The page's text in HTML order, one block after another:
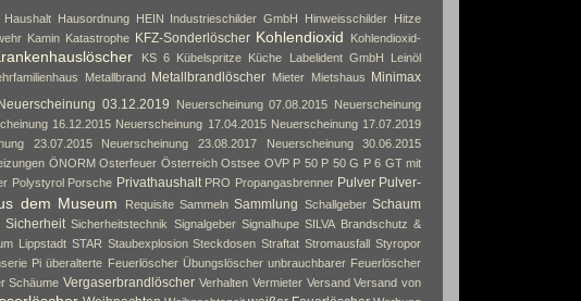
Haushalt Hausordnung HEIN Industrieschilder GmbH Hinweisschilder Hitze
Kamin Katastrophe KFZ-Sonderlöscher Kohlendioxid
Kohlendioxid-
KS 6 Kübelspritze Küche Labelident GmbH
Leinöl
Metallbrand Metallbrandlöscher Mieter Mietshaus Minimax
03.12.2019 Neuerscheinung 07.08.2015 Neuerscheinung
16.12.2015 Neuerscheinung 17.04.2015 Neuerscheinung 17.07.2019
23.07.2015 Neuerscheinung 23.08.2017
Neuerscheinung 30.06.2015
ÖNORM Osterfeuer Österreich Ostsee OVP P 50 P 50 G P 6 GT mit
Polystyrol Porsche Privathaushalt PRO Propangasbrenner Pulver Pulver-
dem Museum Requisite Sammeln Sammlung Schallgeber Schaum
Sicherheit Sicherheitstechnik Signalgeber Signalhupe SILVA Brandschutz &
Lippstadt STAR Staubexplosion Steckdosen Straftat Stromausfall Styropor
Pi überalterte Feuerlöscher Übungslöscher unbrauchbarer Feuerlöscher
Schäume Vergaserbrandlöscher Verhalten Vermieter Versand Versand von